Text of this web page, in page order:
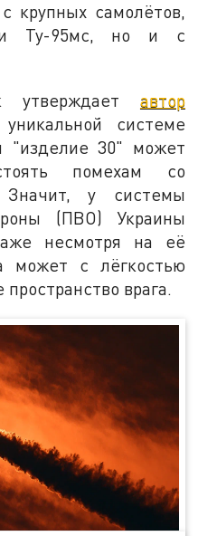
крупных самолётов,
Ту-95мс, но и с
автор
системе
"изделие 30" может
помехам со
Значит, у системы
(ПВО) Украины
несмотря на её
может с лёгкостью
врага.